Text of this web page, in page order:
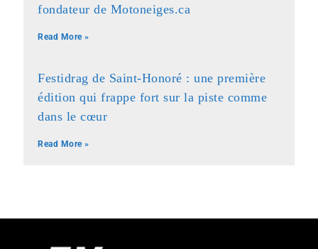
fondateur de Motoneiges.ca
Read More »
Festidrag de Saint-Honoré : une première
édition qui frappe fort sur la piste comme
dans le cœur
Read More »